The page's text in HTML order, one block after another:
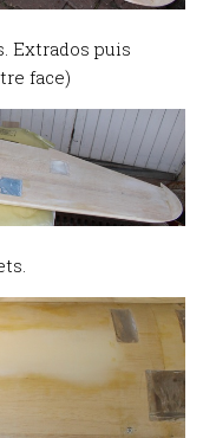
Extrados puis
face)